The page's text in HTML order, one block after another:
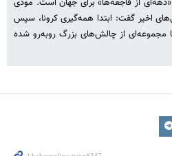
اخیر گفت: ابتدا همه‌گیری کرونا، سپس
مجموعه‌ای از چالش‌های بزرگ روبه‌رو شده